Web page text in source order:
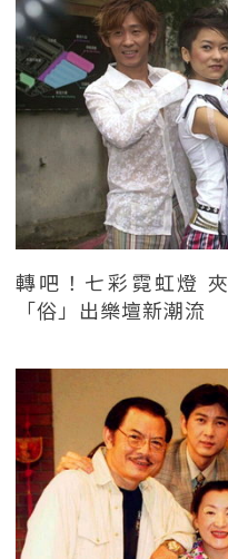
轉吧！七彩霓虹燈
「俗」出樂壇新潮流